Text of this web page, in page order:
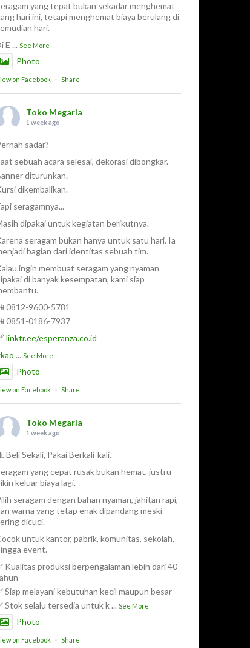
yang tepat bukan sekadar menghemat
hari ini, tetapi menghemat biaya berulang di
hari.
E ... See More
Photo
on Facebook · Share
Toko Megaria
1 week ago
sadar?
sebuah acara selesai, dekorasi dibongkar.
diturunkan.
dikembalikan.
seragamnya...
dipakai untuk kegiatan berikutnya.
seragam bukan hanya untuk satu hari. Ia
bagian dari identitas sebuah tim.
ingin membuat seragam yang nyaman
di banyak kesempatan, kami siap
0812-9600-5781
0851-0186-7937
linktr.ee/esperanza.co.id
... See More
Photo
on Facebook · Share
Toko Megaria
1 week ago
Beli Sekali, Pakai Berkali-kali.
yang cepat rusak bukan hemat, justru
keluar biaya lagi.
seragam dengan bahan nyaman, jahitan rapi,
warna yang tetap enak dipandang meski
dicuci.
untuk kantor, pabrik, komunitas, sekolah,
event.
Kualitas produksi berpengalaman lebih dari 40
Siap melayani kebutuhan kecil maupun besar
Stok selalu tersedia untuk k ... See More
Photo
on Facebook · Share